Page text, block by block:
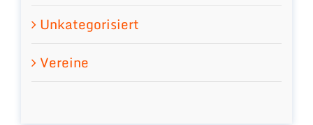
Unkategorisiert
Vereine